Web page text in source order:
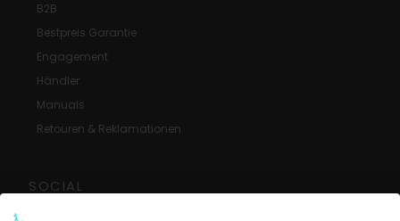
B2B
Bestpreis Garantie
Engagement
Händler
Manuals
Retouren & Reklamationen
SOCIAL